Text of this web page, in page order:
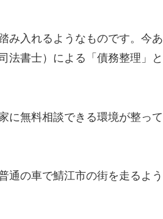
み入れるようなものです。今あ
法書士）による「債務整理」と
に無料相談できる環境が整って
通の車で鯖江市の街を走るよう